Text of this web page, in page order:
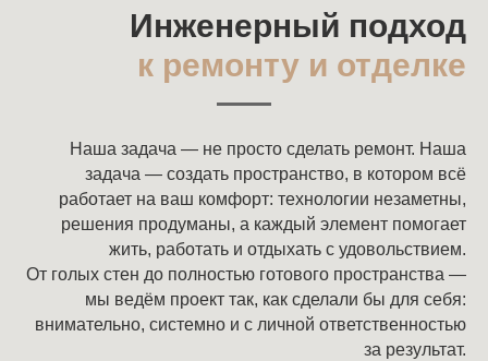
Инженерный подход
к ремонту и отделке
Наша задача — не просто сделать ремонт. Наша
задача — создать пространство, в котором всё
работает на ваш комфорт: технологии незаметны,
решения продуманы, а каждый элемент помогает
жить, работать и отдыхать с удовольствием.
От голых стен до полностью готового пространства —
мы ведём проект так, как сделали бы для себя:
внимательно, системно и с личной ответственностью
за результат.